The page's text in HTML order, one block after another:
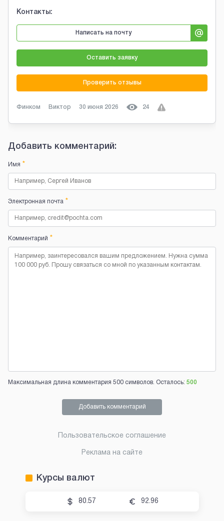
Контакты:
Написать на почту
Оставить заявку
Проверить отзывы
Финком Виктор 30 июня 2026 24
Добавить комментарий:
Имя *
Электронная почта *
Комментарий *
Максимальная длина комментария 500 символов. Осталось: 500
Добавить комментарий
Пользовательское соглашение
Реклама на сайте
Курсы валют
80.57 92.96